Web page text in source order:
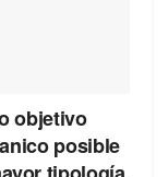
objetivo
posible